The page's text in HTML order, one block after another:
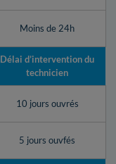
Moins de 24h
Délai d’intervention du
technicien
10 jours ouvrés
5 jours ouvfés